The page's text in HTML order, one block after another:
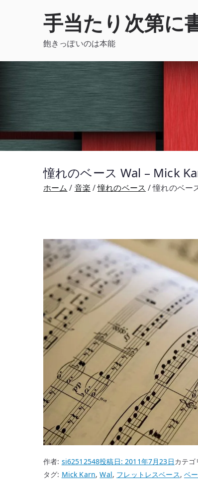
手当たり次第に
飽きっぽいのは本能
憧れのベース Wal – Mick
ホーム 音楽 憧れのベース 憧れのベー
作者: si62512548投稿日:2011年7月23日カテ
タグ: Mick Karn,Wal, フレットレスベース,ベ